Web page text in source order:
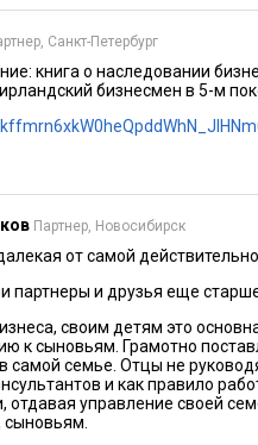
дела своими
Но даже при желании
бизнес наследнику. Ведь
У наследника просто
конкретным семейным
хотят передать свои
к специальному
к бизнесу, понять,
процесс перехода компании
наследник уже принял
для этого
доверенные
Санкт-Петербург
книга о наследовании
бизнесмен в 5-м
Партнер, Новосибирск
от самой
партнеры и друзья еще
своим детям это
к сыновьям. Грамотно
самой семье. Отцы не
и как правило
отдавая управление своей